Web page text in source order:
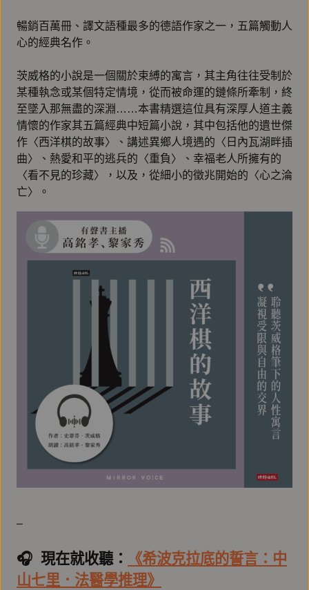
暢銷百萬冊、譯文語種最多的德語作家之一，五篇觸動人
心的經典名作。
茨威格的小說是一個關於束縛的寓言，其主角往往受制於
某種執念或某個特定情境，從而被命運的鏈條所牽制，終
至墜入那無盡的深淵……本書精選這位具有深厚人道主義
情懷的作家其五篇經典中短篇小說，其中包括他的遺世傑
作〈西洋棋的故事〉、講述異鄉人境遇的〈日內瓦湖畔插
曲〉、熱愛和平的逃兵的〈重負〉、幸福老人所擁有的
〈看不見的珍藏〉，以及，從細小的徵兆開始的〈心之淪
亡〉。
–
🎧️ 現在就收聽：
《希波克拉底的誓言：中
山七里．法醫學推理》